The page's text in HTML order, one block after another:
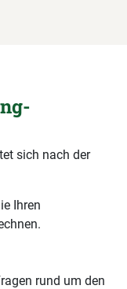
sich nach der
Ihren
rund um den